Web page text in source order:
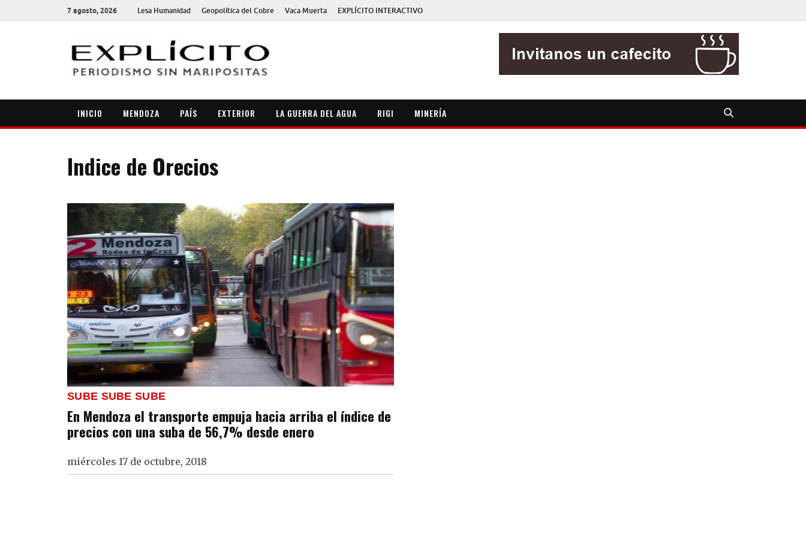
7 agosto, 2026 Lesa Humanidad Geopolítica del Cobre Vaca Muerta EXPLÍCITO INTERACTIVO
INICIO MENDOZA PAÍS EXTERIOR LA GUERRA DEL AGUA RIGI MINERÍA
Indice de Orecios
SUBE SUBE SUBE
En Mendoza el transporte empuja hacia arriba el índice de
precios con una suba de 56,7% desde enero
miércoles 17 de octubre, 2018